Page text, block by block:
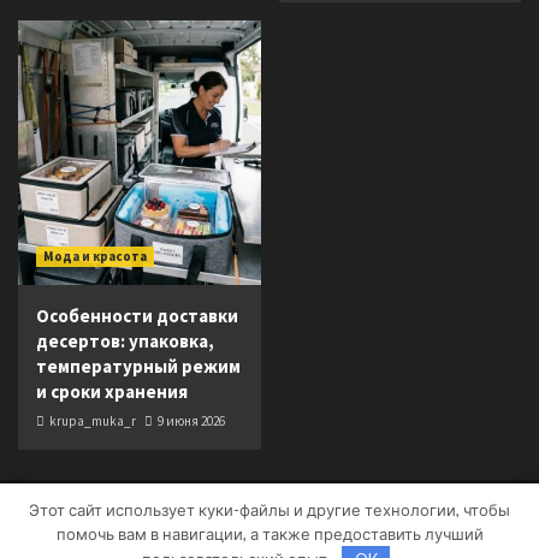
Мода и красота
Особенности доставки
десертов: упаковка,
температурный режим
и сроки хранения
krupa_muka_r 9 июня 2026
Copyright © Все права защищены.|CoverNewsот AF
themes.
Этот сайт использует куки-файлы и другие технологии, чтобы
помочь вам в навигации, а также предоставить лучший